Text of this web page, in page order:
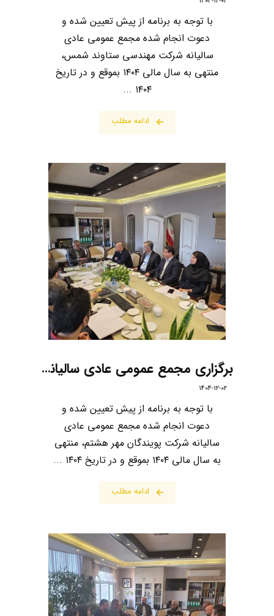
با توجه به برنامه از پیش تعیین شده و
دعوت انجام شده مجمع عمومی عادی
سالیانه شرکت مهندسی ستاوند شمس،
منتهی به سال مالی ۱۴۰۴ بموقع و در تاریخ
۱۴۰۴ ...
ادامه مطلب
برگزاری مجمع عمومی عادی سالیانه شرکت پویندگان مهر هشتم
۱۴۰۴-۱۲-۰۲
با توجه به برنامه از پیش تعیین شده و
دعوت انجام شده مجمع عمومی عادی
سالیانه شرکت پویندگان مهر هشتم، منتهی
به سال مالی ۱۴۰۴ بموقع و در تاریخ ۱۴۰۴ ...
ادامه مطلب